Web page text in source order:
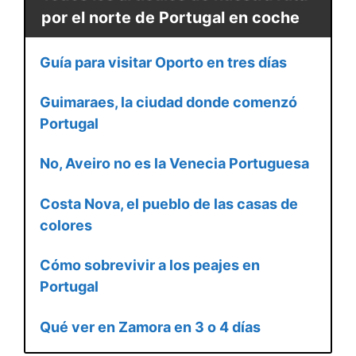
por el norte de Portugal en coche
Guía para visitar Oporto en tres días
Guimaraes, la ciudad donde comenzó
Portugal
No, Aveiro no es la Venecia Portuguesa
Costa Nova, el pueblo de las casas de
colores
Cómo sobrevivir a los peajes en
Portugal
Qué ver en Zamora en 3 o 4 días